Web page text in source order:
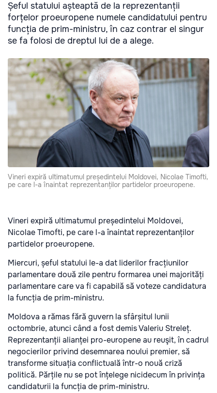
Șeful statului așteaptă de la reprezentanții
forțelor proeuropene numele candidatului pentru
funcția de prim-ministru, în caz contrar el singur
se fa folosi de dreptul lui de a alege.
Vineri expiră ultimatumul președintelui Moldovei, Nicolae Timofti,
pe care l-a înaintat reprezentanților partidelor proeuropene.
Vineri expiră ultimatumul președintelui Moldovei,
Nicolae Timofti, pe care l-a înaintat reprezentanților
partidelor proeuropene.
Miercuri, șeful statului le-a dat liderilor fracțiunilor
parlamentare două zile pentru formarea unei majorități
parlamentare care va fi capabilă să voteze candidatura
la funcția de prim-ministru.
Moldova a rămas fără guvern la sfârșitul lunii
octombrie, atunci când a fost demis Valeriu Streleț.
Reprezentanții alianței pro-europene au reuşit, în cadrul
negocierilor privind desemnarea noului premier, să
transforme situația conflictuală într-o nouă criză
politică. Părțile nu se pot înțelege nicidecum în privința
candidaturii la funcția de prim-ministru.